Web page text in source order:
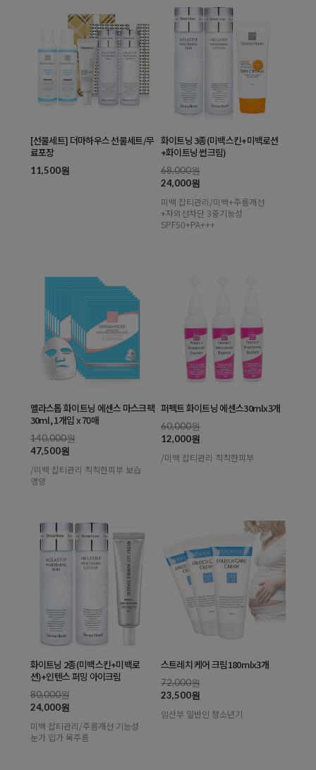
[선물세트] 더마하우스 선물세트/무
료포장
11,500원
화이트닝 3종(미백스킨+미백로션
+화이트닝 썬크림)
68,000원
24,000원
미백 잡티관리/미백+주름개선
+자외선차단 3중기능성
SPF50+PA+++
멜라스톱 화이트닝 에센스 마스크팩
30ml, 1개입 x 70매
140,000원
47,500원
/미백 잡티관리 칙칙한피부 보습
영양
퍼펙트 화이트닝 에센스30mlx3개
60,000원
12,000원
/미백 잡티관리 칙칙한피부
화이트닝 2종(미백스킨+미백로
션)+인텐스 퍼밍 아이크림
80,000원
24,000원
미백 잡티관리/주름개선 기능성
눈가 입가 목주름
스트레치 케어 크림180mlx3개
72,000원
23,500원
임산부 일반인 청소년기